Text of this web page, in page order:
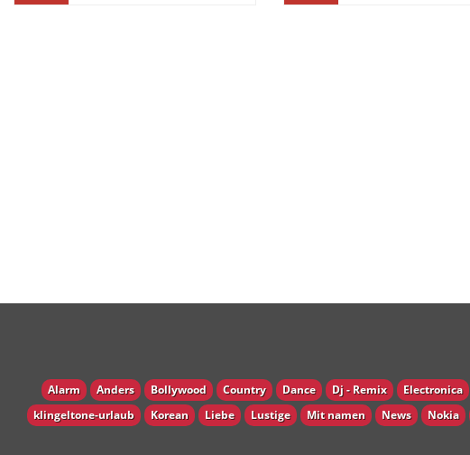
Alarm Anders Bollywood Country Dance Dj - Remix Electronica
klingeltone-urlaub
Korean Liebe Lustige Mit namen News Nokia